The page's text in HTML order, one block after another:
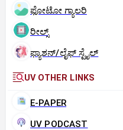
ಫೋಟೋ ಗ್ಯಾಲರಿ
ರೀಲ್ಸ್
ಫ್ಯಾಶನ್/ಲೈಫ್‌ ಸ್ಟೈಲ್
UV OTHER LINKS
E-PAPER
UV PODCAST